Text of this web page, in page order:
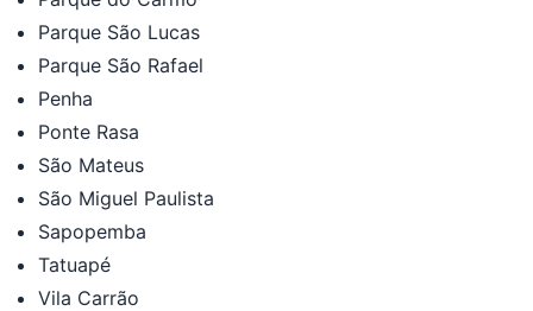
Parque São Lucas
Parque São Rafael
Penha
Ponte Rasa
São Mateus
São Miguel Paulista
Sapopemba
Tatuapé
Vila Carrão